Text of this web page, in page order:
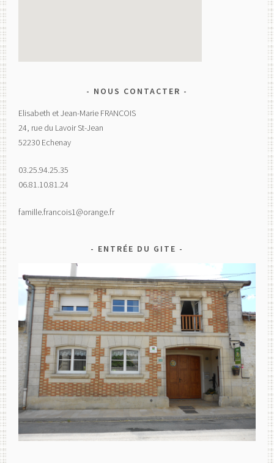
NOUS CONTACTER
Elisabeth et Jean-Marie FRANCOIS
24, rue du Lavoir St-Jean
52230 Echenay
03.25.94.25.35
06.81.10.81.24
famille.francois1@orange.fr
ENTRÉE DU GITE